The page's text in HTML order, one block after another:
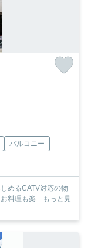
バルコニー
めるCATV対応の物
料理も楽... もっと見